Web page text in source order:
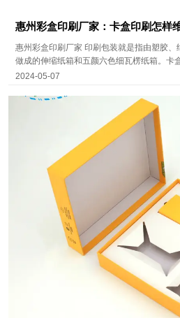
2024-05-07
惠州彩盒印刷厂家：卡盒印刷怎样
惠州彩盒印刷厂家 印刷包装就是指由塑胶
做成的伸缩纸箱和五颜六色细瓦楞纸箱。卡
料来源于普遍、环境保护、包装印刷精致的